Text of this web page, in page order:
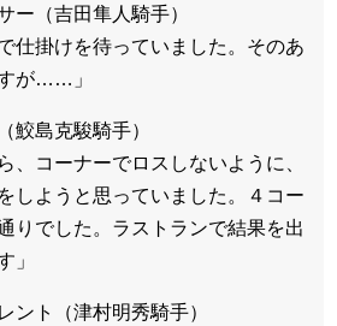
（吉田隼人騎手）
仕掛けを待っていました。そのあ
が……」
島克駿騎手）
、コーナーでロスしないように、
しようと思っていました。４コー
りでした。ラストランで結果を出
」
ト（津村明秀騎手）